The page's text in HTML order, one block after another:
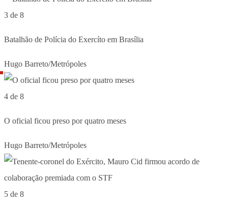
3 de 8
Batalhão de Polícia do Exercíto em Brasília
Hugo Barreto/Metrópoles
4 de 8
O oficial ficou preso por quatro meses
Hugo Barreto/Metrópoles
5 de 8